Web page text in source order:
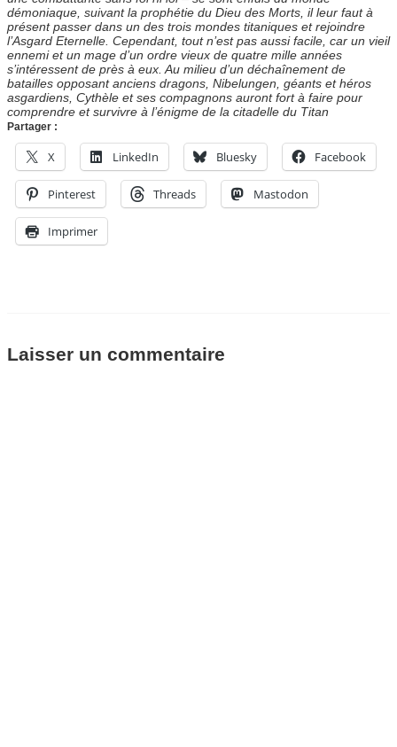
démoniaque, suivant la prophétie du Dieu des Morts, il leur faut à
présent passer dans un des trois mondes titaniques et rejoindre
l’Asgard Eternelle. Cependant, tout n’est pas aussi facile, car un vieil
ennemi et un mage d’un ordre vieux de quatre mille années
s’intéressent de près à eux. Au milieu d’un déchaînement de
batailles opposant anciens dragons, Nibelungen, géants et héros
asgardiens, Cythèle et ses compagnons auront fort à faire pour
comprendre et survivre à l’énigme de la citadelle du Titan
Partager :
X LinkedIn Bluesky Facebook
Pinterest Threads Mastodon
Imprimer
Laisser un commentaire